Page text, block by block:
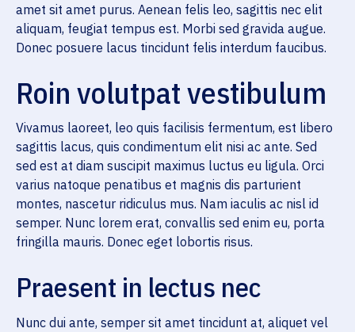
amet sit amet purus. Aenean felis leo, sagittis nec elit
aliquam, feugiat tempus est. Morbi sed gravida augue.
Donec posuere lacus tincidunt felis interdum faucibus.
Roin volutpat vestibulum
Vivamus laoreet, leo quis facilisis fermentum, est libero
sagittis lacus, quis condimentum elit nisi ac ante. Sed
sed est at diam suscipit maximus luctus eu ligula. Orci
varius natoque penatibus et magnis dis parturient
montes, nascetur ridiculus mus. Nam iaculis ac nisl id
semper. Nunc lorem erat, convallis sed enim eu, porta
fringilla mauris. Donec eget lobortis risus.
Praesent in lectus nec
Nunc dui ante, semper sit amet tincidunt at, aliquet vel